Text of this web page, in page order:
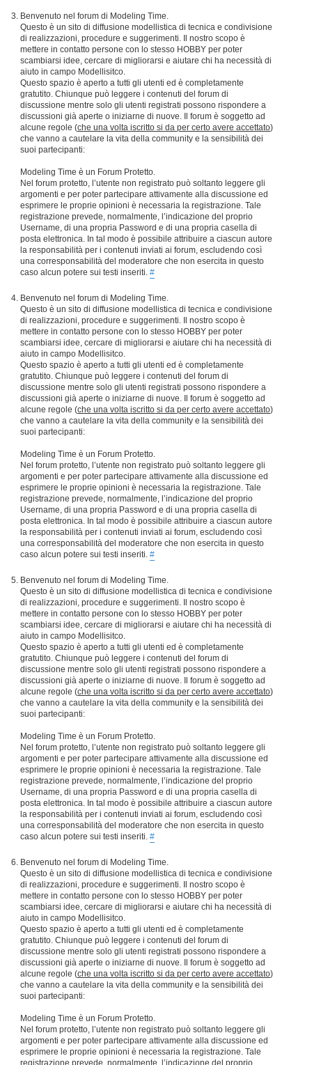
Benvenuto nel forum di Modeling Time.
Questo è un sito di diffusione modellistica di tecnica e condivisione
di realizzazioni, procedure e suggerimenti. Il nostro scopo è
mettere in contatto persone con lo stesso HOBBY per poter
scambiarsi idee, cercare di migliorarsi e aiutare chi ha necessità di
aiuto in campo Modellisitco.
Questo spazio è aperto a tutti gli utenti ed è completamente
gratutito. Chiunque può leggere i contenuti del forum di
discussione mentre solo gli utenti registrati possono rispondere a
discussioni già aperte o iniziarne di nuove. Il forum è soggetto ad
alcune regole (che una volta iscritto si da per certo avere accettato)
che vanno a cautelare la vita della community e la sensibilità dei
suoi partecipanti:
Modeling Time è un Forum Protetto.
Nel forum protetto, l’utente non registrato può soltanto leggere gli
argomenti e per poter partecipare attivamente alla discussione ed
esprimere le proprie opinioni è necessaria la registrazione. Tale
registrazione prevede, normalmente, l’indicazione del proprio
Username, di una propria Password e di una propria casella di
posta elettronica. In tal modo è possibile attribuire a ciascun autore
la responsabilità per i contenuti inviati ai forum, escludendo così
una corresponsabilità del moderatore che non esercita in questo
caso alcun potere sui testi inseriti. #
Benvenuto nel forum di Modeling Time.
Questo è un sito di diffusione modellistica di tecnica e condivisione
di realizzazioni, procedure e suggerimenti. Il nostro scopo è
mettere in contatto persone con lo stesso HOBBY per poter
scambiarsi idee, cercare di migliorarsi e aiutare chi ha necessità di
aiuto in campo Modellisitco.
Questo spazio è aperto a tutti gli utenti ed è completamente
gratutito. Chiunque può leggere i contenuti del forum di
discussione mentre solo gli utenti registrati possono rispondere a
discussioni già aperte o iniziarne di nuove. Il forum è soggetto ad
alcune regole (che una volta iscritto si da per certo avere accettato)
che vanno a cautelare la vita della community e la sensibilità dei
suoi partecipanti:
Modeling Time è un Forum Protetto.
Nel forum protetto, l’utente non registrato può soltanto leggere gli
argomenti e per poter partecipare attivamente alla discussione ed
esprimere le proprie opinioni è necessaria la registrazione. Tale
registrazione prevede, normalmente, l’indicazione del proprio
Username, di una propria Password e di una propria casella di
posta elettronica. In tal modo è possibile attribuire a ciascun autore
la responsabilità per i contenuti inviati ai forum, escludendo così
una corresponsabilità del moderatore che non esercita in questo
caso alcun potere sui testi inseriti. #
Benvenuto nel forum di Modeling Time.
Questo è un sito di diffusione modellistica di tecnica e condivisione
di realizzazioni, procedure e suggerimenti. Il nostro scopo è
mettere in contatto persone con lo stesso HOBBY per poter
scambiarsi idee, cercare di migliorarsi e aiutare chi ha necessità di
aiuto in campo Modellisitco.
Questo spazio è aperto a tutti gli utenti ed è completamente
gratutito. Chiunque può leggere i contenuti del forum di
discussione mentre solo gli utenti registrati possono rispondere a
discussioni già aperte o iniziarne di nuove. Il forum è soggetto ad
alcune regole (che una volta iscritto si da per certo avere accettato)
che vanno a cautelare la vita della community e la sensibilità dei
suoi partecipanti:
Modeling Time è un Forum Protetto.
Nel forum protetto, l’utente non registrato può soltanto leggere gli
argomenti e per poter partecipare attivamente alla discussione ed
esprimere le proprie opinioni è necessaria la registrazione. Tale
registrazione prevede, normalmente, l’indicazione del proprio
Username, di una propria Password e di una propria casella di
posta elettronica. In tal modo è possibile attribuire a ciascun autore
la responsabilità per i contenuti inviati ai forum, escludendo così
una corresponsabilità del moderatore che non esercita in questo
caso alcun potere sui testi inseriti. #
Benvenuto nel forum di Modeling Time.
Questo è un sito di diffusione modellistica di tecnica e condivisione
di realizzazioni, procedure e suggerimenti. Il nostro scopo è
mettere in contatto persone con lo stesso HOBBY per poter
scambiarsi idee, cercare di migliorarsi e aiutare chi ha necessità di
aiuto in campo Modellisitco.
Questo spazio è aperto a tutti gli utenti ed è completamente
gratutito. Chiunque può leggere i contenuti del forum di
discussione mentre solo gli utenti registrati possono rispondere a
discussioni già aperte o iniziarne di nuove. Il forum è soggetto ad
alcune regole (che una volta iscritto si da per certo avere accettato)
che vanno a cautelare la vita della community e la sensibilità dei
suoi partecipanti:
Modeling Time è un Forum Protetto.
Nel forum protetto, l’utente non registrato può soltanto leggere gli
argomenti e per poter partecipare attivamente alla discussione ed
esprimere le proprie opinioni è necessaria la registrazione. Tale
registrazione prevede, normalmente, l’indicazione del proprio